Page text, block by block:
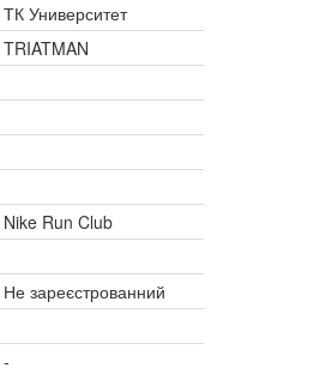
ТК Университет
TRIATMAN
Nike Run Club
Не зареєстрованний
-